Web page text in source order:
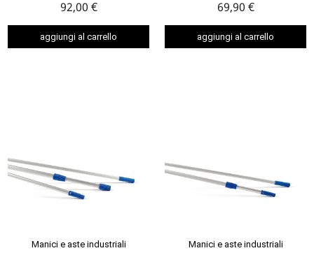
92,00 €
aggiungi al carrello
69,90 €
aggiungi al carrello
Manici e aste industriali Manici e aste industriali